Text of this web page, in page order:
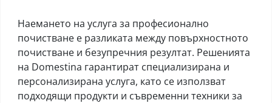
Наемането на услуга за професионално
почистване е разликата между повърхностното
почистване и безупречния резултат. Решенията
на Domestina гарантират специализирана и
персонализирана услуга, като се използват
подходящи продукти и съвременни техники за